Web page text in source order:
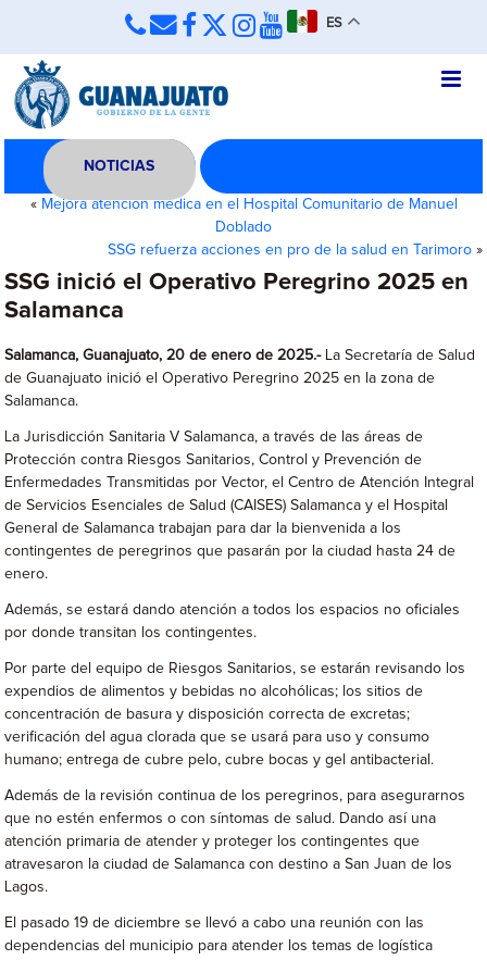
ES
NOTICIAS
« Mejora atención médica en el Hospital Comunitario de Manuel
Doblado
SSG refuerza acciones en pro de la salud en Tarimoro»
SSG inició el Operativo Peregrino 2025 en
Salamanca
Salamanca, Guanajuato, 20 de enero de 2025.-La Secretaría de Salud
de Guanajuato inició el Operativo Peregrino 2025 en la zona de
Salamanca.
La Jurisdicción Sanitaria V Salamanca, a través de las áreas de
Protección contra Riesgos Sanitarios, Control y Prevención de
Enfermedades Transmitidas por Vector, el Centro de Atención Integral
de Servicios Esenciales de Salud (CAISES) Salamanca y el Hospital
General de Salamanca trabajan para dar la bienvenida a los
contingentes de peregrinos que pasarán por la ciudad hasta 24 de
enero.
Además, se estará dando atención a todos los espacios no oficiales
por donde transitan los contingentes.
Por parte del equipo de Riesgos Sanitarios, se estarán revisando los
expendios de alimentos y bebidas no alcohólicas; los sitios de
concentración de basura y disposición correcta de excretas;
verificación del agua clorada que se usará para uso y consumo
humano; entrega de cubre pelo, cubre bocas y gel antibacterial.
Además de la revisión continua de los peregrinos, para asegurarnos
que no estén enfermos o con síntomas de salud. Dando así una
atención primaria de atender y proteger los contingentes que
atravesaron la ciudad de Salamanca con destino a San Juan de los
Lagos.
El pasado 19 de diciembre se llevó a cabo una reunión con las
dependencias del municipio para atender los temas de logística